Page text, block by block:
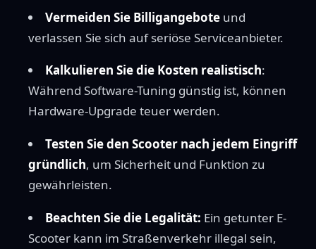
Vermeiden Sie Billigangebote und
verlassen Sie sich auf seriöse Serviceanbieter.
Kalkulieren Sie die Kosten realistisch:
Während Software-Tuning günstig ist, können
Hardware-Upgrade teuer werden.
Testen Sie den Scooter nach jedem Eingriff
gründlich, um Sicherheit und Funktion zu
gewährleisten.
Beachten Sie die Legalität: Ein getunter E-
Scooter kann im Straßenverkehr illegal sein,